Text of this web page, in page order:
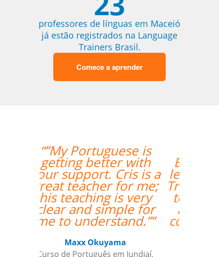
professores de línguas em Maceió
já estão registrados na Language
Trainers Brasil.
Comece a aprender
“”I took 40 hours of
Brazilian Portuguese
lessons with Language
Trainers in Manaus. My
teacher was a delight
and gave me lots of
constructive feedback.
Thomas Parker